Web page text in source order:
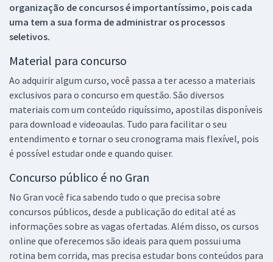
organização de concursos é importantíssimo, pois cada
uma tem a sua forma de administrar os processos
seletivos.
Material para concurso
Ao adquirir algum curso, você passa a ter acesso a materiais
exclusivos para o concurso em questão. São diversos
materiais com um conteúdo riquíssimo, apostilas disponíveis
para download e videoaulas. Tudo para facilitar o seu
entendimento e tornar o seu cronograma mais flexível, pois
é possível estudar onde e quando quiser.
Concurso público é no Gran
No Gran você fica sabendo tudo o que precisa sobre
concursos públicos, desde a publicação do edital até as
informações sobre as vagas ofertadas. Além disso, os cursos
online que oferecemos são ideais para quem possui uma
rotina bem corrida, mas precisa estudar bons conteúdos para